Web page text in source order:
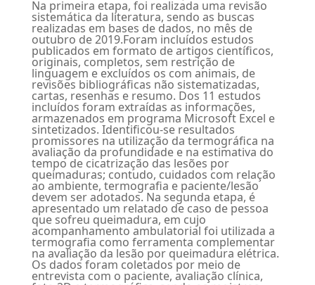
Na primeira etapa, foi realizada uma revisão
sistemática da literatura, sendo as buscas
realizadas em bases de dados, no mês de
outubro de 2019.Foram incluídos estudos
publicados em formato de artigos científicos,
originais, completos, sem restrição de
linguagem e excluídos os com animais, de
revisões bibliográficas não sistematizadas,
cartas, resenhas e resumo. Dos 11 estudos
incluídos foram extraídas as informações,
armazenados em programa Microsoft Excel e
sintetizados. Identificou-se resultados
promissores na utilização da termográfica na
avaliação da profundidade e na estimativa do
tempo de cicatrização das lesões por
queimaduras; contudo, cuidados com relação
ao ambiente, termografia e paciente/lesão
devem ser adotados. Na segunda etapa, é
apresentado um relatado de caso de pessoa
que sofreu queimadura, em cujo
acompanhamento ambulatorial foi utilizada a
termografia como ferramenta complementar
na avaliação da lesão por queimadura elétrica.
Os dados foram coletados por meio de
entrevista com o paciente, avaliação clínica,